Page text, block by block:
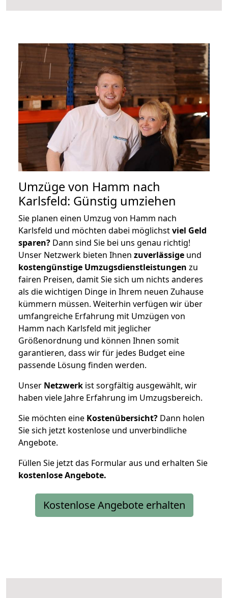
Umzüge von Hamm nach
Karlsfeld: Günstig umziehen
Sie planen einen Umzug von Hamm nach
Karlsfeld und möchten dabei möglichstviel Geld
sparen? Dann sind Sie bei uns genau richtig!
Unser Netzwerk bieten Ihnen zuverlässige und
kostengünstige Umzugsdienstleistungen zu
fairen Preisen, damit Sie sich um nichts anderes
als die wichtigen Dinge in Ihrem neuen Zuhause
kümmern müssen. Weiterhin verfügen wir über
umfangreiche Erfahrung mit Umzügen von
Hamm nach Karlsfeld mit jeglicher
Größenordnung und können Ihnen somit
garantieren, dass wir für jedes Budget eine
passende Lösung finden werden.
Unser Netzwerk ist sorgfältig ausgewählt, wir
haben viele Jahre Erfahrung im Umzugsbereich.
Sie möchten eine Kostenübersicht? Dann holen
Sie sich jetzt kostenlose und unverbindliche
Angebote.
Füllen Sie jetzt das Formular aus und erhalten Sie
kostenloseAngebote.
Kostenlose Angebote erhalten